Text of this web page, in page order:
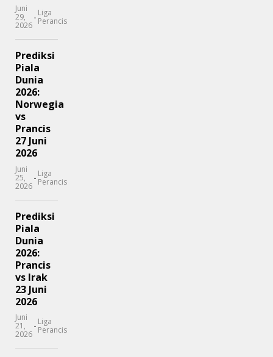
Juni
29,
2026
- Liga
Perancis
Prediksi
Piala
Dunia
2026:
Norwegia
vs
Prancis
27 Juni
2026
Juni
25,
2026
- Liga
Perancis
Prediksi
Piala
Dunia
2026:
Prancis
vs Irak
23 Juni
2026
Juni
21,
2026
- Liga
Perancis